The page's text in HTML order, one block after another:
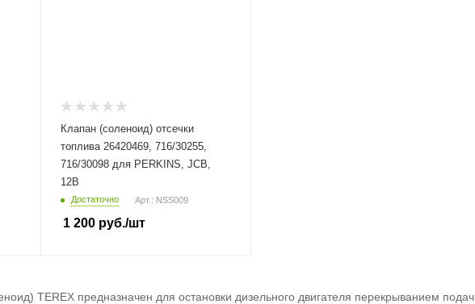
Клапан (соленоид) отсечки
топлива 26420469, 716/30255,
716/30098 для PERKINS, JCB,
12В
Достаточно Арт.: NSS009
1 200руб./шт
TEREX предназначен для остановки дизельного двигателя перекрыванием